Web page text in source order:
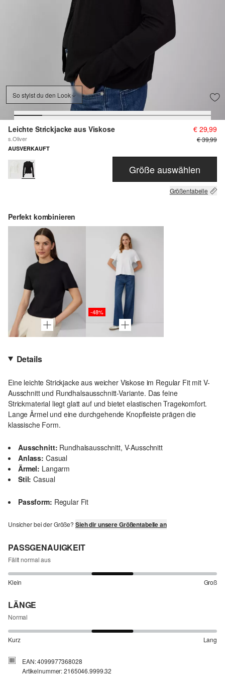
So stylst du den Look
Leichte Strickjacke aus Viskose
s.Oliver
€ 29,99
€ 39,99
AUSVERKAUFT
Größe auswählen
Größentabelle
Perfekt kombinieren
-48%
Details
Eine leichte Strickjacke aus weicher Viskose im Regular Fit mit V-
Ausschnitt und Rundhalsausschnitt-Variante. Das feine
Strickmaterial liegt glatt auf und bietet elastischen Tragekomfort.
Lange Ärmel und eine durchgehende Knopfleiste prägen die
klassische Form.
Ausschnitt: Rundhalsausschnitt, V-Ausschnitt
Anlass: Casual
Ärmel: Langarm
Stil: Casual
Passform: Regular Fit
Unsicher bei der Größe? Sieh dir unsere Größentabelle an
PASSGENAUIGKEIT
Fällt normal aus
Klein Groß
LÄNGE
Normal
Kurz Lang
EAN: 4099977368028
Artikelnummer: 2165046.9999.32